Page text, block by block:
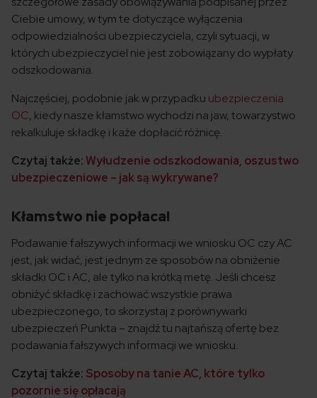
Ciebie umowy, w tym te dotyczące wyłączenia
odpowiedzialności ubezpieczyciela, czyli sytuacji, w
których ubezpieczyciel nie jest zobowiązany do wypłaty
odszkodowania.
Najczęściej, podobnie jak w przypadku ubezpieczenia
OC, kiedy nasze kłamstwo wychodzi na jaw, towarzystwo
rekalkuluje składkę i każe dopłacić różnicę.
Czytaj także:Wyłudzenie odszkodowania, oszustwo
ubezpieczeniowe – jak są wykrywane?
Kłamstwo nie popłaca!
Podawanie fałszywych informacji we wniosku OC czy AC
jest, jak widać, jest jednym ze sposobów na obniżenie
składki OC i AC, ale tylko na krótką metę. Jeśli chcesz
obniżyć składkę i zachować wszystkie prawa
ubezpieczonego, to skorzystaj z porównywarki
ubezpieczeń Punkta – znajdź tu najtańszą ofertę bez
podawania fałszywych informacji we wniosku.
Czytaj także: Sposoby na tanie AC, które tylko
pozornie się opłacają